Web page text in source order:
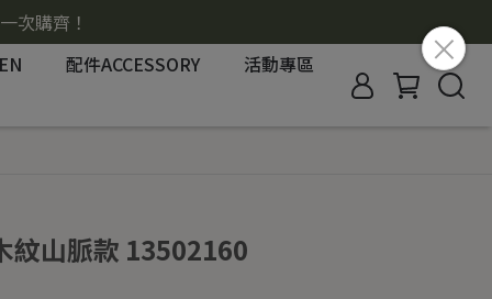
次購齊！
配件ACCESSORY 活動專區
紋山脈款 13502160